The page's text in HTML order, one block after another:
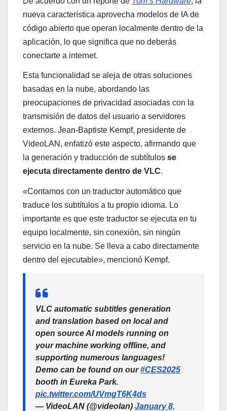
nueva característica aprovecha modelos de IA de
código abierto que operan localmente dentro de la
aplicación, lo que significa que no deberás
conectarte a internet.
Esta funcionalidad se aleja de otras soluciones
basadas en la nube, abordando las
preocupaciones de privacidad asociadas con la
transmisión de datos del usuario a servidores
externos. Jean-Baptiste Kempf, presidente de
VideoLAN, enfatizó este aspecto, afirmando que
la generación y traducción de subtítulos se
ejecuta directamente dentro de VLC.
«Contamos con un traductor automático que
traduce los subtítulos a tu propio idioma. Lo
importante es que este traductor se ejecuta en tu
equipo localmente, sin conexión, sin ningún
servicio en la nube. Se lleva a cabo directamente
dentro del ejecutable», mencionó Kempf.
VLC automatic subtitles generation
and translation based on local and
open source AI models running on
your machine working offline, and
supporting numerous languages!
Demo can be found on our#CES2025
booth in Eureka Park.
pic.twitter.com/UVmgT6K4ds
— VideoLAN (@videolan) January 8,